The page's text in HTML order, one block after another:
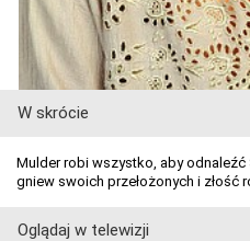
W skrócie
Mulder robi wszystko, aby odnaleźć
gniew swoich przełożonych i złość
Oglądaj w telewizji